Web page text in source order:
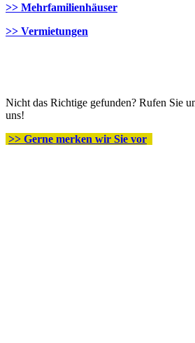
>> Mehrfamilienhäuser
>> Vermietungen
Nicht das Richtige gefunden? Rufen Sie
uns!
>> Gerne merken wir Sie vor